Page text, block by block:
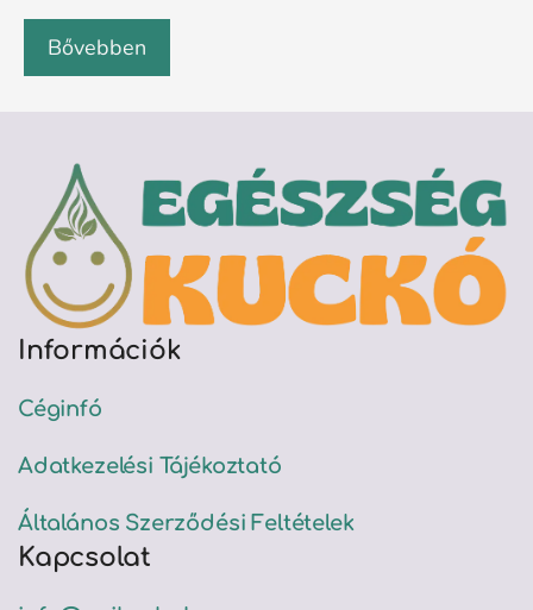
Bővebben
Információk
Céginfó
Adatkezelési Tájékoztató
Általános Szerződési Feltételek
Kapcsolat